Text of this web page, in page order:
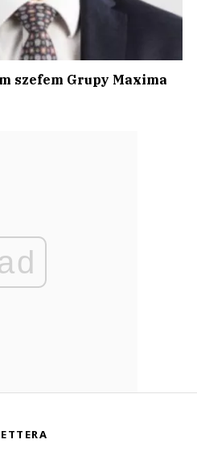
szefem Grupy Maxima